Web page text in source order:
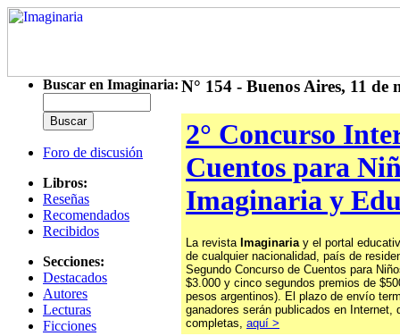
Buscar en Imaginaria:
Foro de discusión
Libros:
Reseñas
Recomendados
Recibidos
Secciones:
Destacados
Autores
Lecturas
Ficciones
N° 154 - Buenos Aires, 11 de
2° Concurso
Cuentos para
Imaginaria y
La revista Imaginariay el portal
de cualquier nacionalidad, país de
Segundo Concurso de Cuentos para
$3.000 y cinco segundos premios de
pesos argentinos). El plazo de envío
ganadores serán publicados en
completas, aquí >